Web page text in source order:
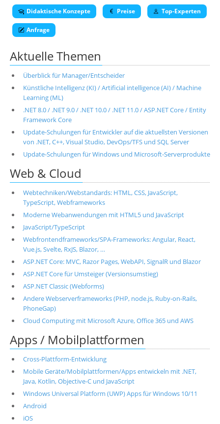
Didaktische Konzepte Preise Top-Experten
Anfrage
Aktuelle Themen
Überblick für Manager/Entscheider
Künstliche Intelligenz (KI) / Artificial intelligence (AI) / Machine
Learning (ML)
.NET 8.0 / .NET 9.0 / .NET 10.0 / .NET 11.0 / ASP.NET Core / Entity
Framework Core
Update-Schulungen für Entwickler auf die aktuellsten Versionen
von .NET, C++, Visual Studio, DevOps/TFS und SQL Server
Update-Schulungen für Windows und Microsoft-Serverprodukte
Web & Cloud
Webtechniken/Webstandards: HTML, CSS, JavaScript,
TypeScript, Webframeworks
Moderne Webanwendungen mit HTML5 und JavaScript
JavaScript/TypeScript
Webfrontendframeworks/SPA-Frameworks: Angular, React,
Vue.js, Svelte, RxJS, Blazor, …
ASP.NET Core: MVC, Razor Pages, WebAPI, SignalR und Blazor
ASP.NET Core für Umsteiger (Versionsumstieg)
ASP.NET Classic (Webforms)
Andere Webserverframeworks (PHP, node.js, Ruby-on-Rails,
PhoneGap)
Cloud Computing mit Microsoft Azure, Office 365 und AWS
Apps / Mobilplattformen
Cross-Plattform-Entwicklung
Mobile Geräte/Mobilplattformen/Apps entwickeln mit .NET,
Java, Kotlin, Objective-C und JavaScript
Windows Universal Platform (UWP) Apps für Windows 10/11
Android
iOS